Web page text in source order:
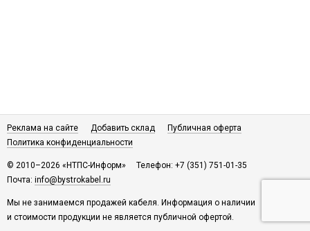
Реклама на сайте Добавить склад
Публичная оферта
Политика конфиденциальности
© 2010–2026 «НТПС-Информ»
Телефон: +7 (351) 751-01-35
Почта: info@bystrokabel.ru
Мы не занимаемся продажей кабеля. Информация о наличии
и стоимости продукции не является публичной офертой.